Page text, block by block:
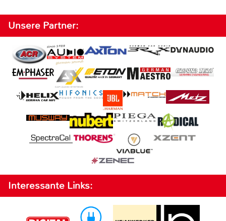
Unsere Partner:
Interessante Links: